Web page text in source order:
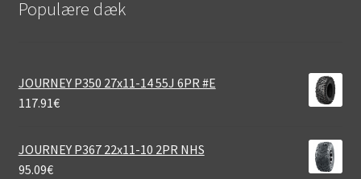
Populære dæk
JOURNEY P350 27x11-14 55J 6PR #E
117.91€
JOURNEY P367 22x11-10 2PR NHS
95.09€